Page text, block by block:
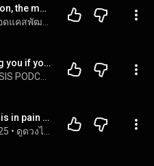
The more you hold on, the more it hurts... Learn the art of letting go of things that don't deser...
Life will keep hurting you if you don't understand this. | SOSIS Podcast EP.3
He is not blind...but is in pain as if he is cursed to live by what he has done.
•